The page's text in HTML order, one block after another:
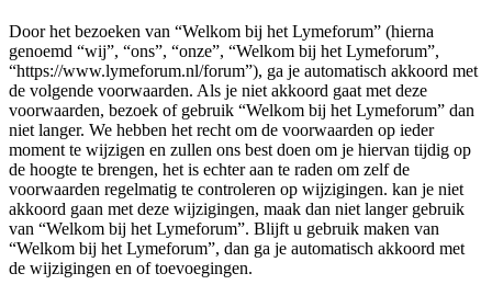
Door het bezoeken van “Welkom bij het Lymeforum” (hierna
genoemd “wij”, “ons”, “onze”, “Welkom bij het Lymeforum”,
“https://www.lymeforum.nl/forum”), ga je automatisch akkoord met
de volgende voorwaarden. Als je niet akkoord gaat met deze
voorwaarden, bezoek of gebruik “Welkom bij het Lymeforum” dan
niet langer. We hebben het recht om de voorwaarden op ieder
moment te wijzigen en zullen ons best doen om je hiervan tijdig op
de hoogte te brengen, het is echter aan te raden om zelf de
voorwaarden regelmatig te controleren op wijzigingen. kan je niet
akkoord gaan met deze wijzigingen, maak dan niet langer gebruik
van “Welkom bij het Lymeforum”. Blijft u gebruik maken van
“Welkom bij het Lymeforum”, dan ga je automatisch akkoord met
de wijzigingen en of toevoegingen.